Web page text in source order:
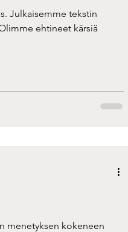
Julkaisemme tekstin
menetyksen kokeneen